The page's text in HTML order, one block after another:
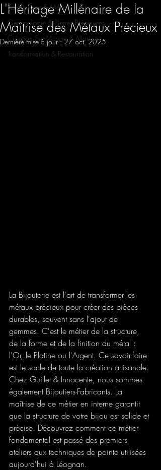
Savoir-Faire & Métiers d'Art
Gemmologie & Pierres Précieuses
Création Sur-Mesure & Mariage
Transformation & Restauration
L'Héritage Millénaire de la
Maîtrise des Métaux Précieux
Dernière mise à jour :27 oct. 2025
La Bijouterie est l'art de transformer les
métaux précieux pour créer des pièces
durables, souvent sans l'ajout de
gemmes. C'est le métier de la structure,
de la forme et de la finition du métal :
l'Or, le Platine ou l'Argent. Ce savoir-faire
est le socle de toute la création artisanale.
Chez Guillet & Innocente, nous sommes
également Bijoutiers-Fabricants. La
maîtrise de ce métier en interne garantit
que la structure de votre bijou est solide et
précise. Découvrez comment ce métier
fondamental est passé des premiers
ateliers aux techniques de pointe utilisées
aujourd'hui à Léognan.